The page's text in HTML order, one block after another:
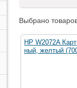
Выбрано
HP W2072A
ный, желтый